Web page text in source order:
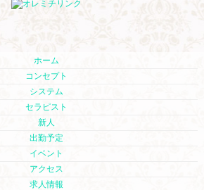
ホーム
コンセプト
システム
セラピスト
新人
出勤予定
イベント
アクセス
求人情報